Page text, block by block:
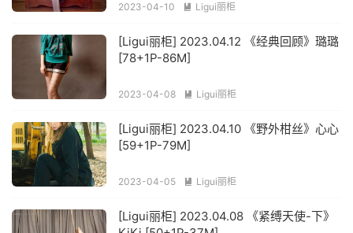
2023-04-10  Ligui丽柜
[Ligui丽柜] 2023.04.12 《经典回顾》璐璐
[78+1P-86M]
2023-04-08  Ligui丽柜
[Ligui丽柜] 2023.04.10 《野外柑丝》心心
[59+1P-79M]
2023-04-05  Ligui丽柜
[Ligui丽柜] 2023.04.08 《紧缚天使-下》